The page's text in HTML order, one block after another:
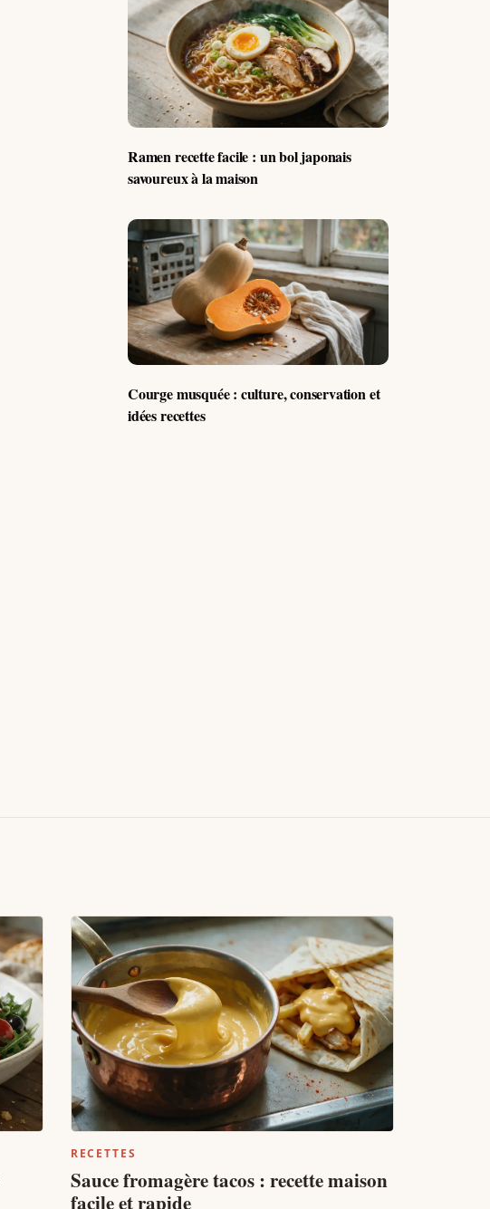
Ramen recette facile : un bol japonais
savoureux à la maison
Courge musquée : culture, conservation et
idées recettes
RECETTES
Sauce fromagère tacos : recette maison
facile et rapide